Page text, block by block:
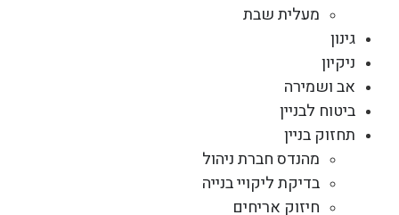
מעלית שבת
גינון
ניקיון
אב ושמירה
ביטוח לבניין
תחזוק בניין
מהנדס חברת ניהול
בדיקת ליקויי בנייה
חיזוק אריחים